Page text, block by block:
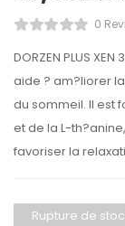
0
DORZEN PLUS
aide ? am?liorer
du sommeil. Il est
et de la L-
favoriser la
Rupture de